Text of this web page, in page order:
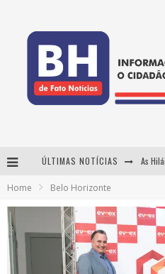
ÚLTIMAS NOTÍCIAS
Home Belo Horizonte